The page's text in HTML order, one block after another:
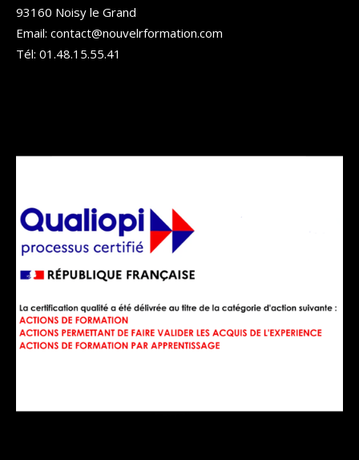
93160 Noisy le Grand
Email: contact@nouvelrformation.com
Tél: 01.48.15.55.41